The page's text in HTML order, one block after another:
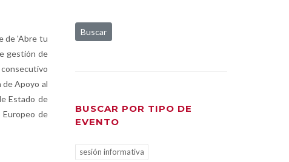
de 'Abre tu
gestión de
de Apoyo al
Estado de
Europeo de
Buscar
BUSCAR POR TIPO DE
EVENTO
sesión informativa